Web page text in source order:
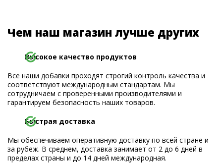
Чем наш магазин лучше других
Высокое качество продуктов
Все наши добавки проходят строгий контроль качества и
соответствуют международным стандартам. Мы
сотрудничаем с проверенными производителями и
гарантируем безопасность наших товаров.
Быстрая доставка
Мы обеспечиваем оперативную доставку по всей стране и
за рубеж. В среднем, доставка занимает от 2 до 6 дней в
пределах страны и до 14 дней международная.